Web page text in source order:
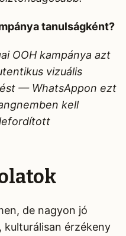
tanulságként?
OOH kampánya azt
vizuális
— WhatsAppon ezt
kell
de nagyon jó
kulturálisan érzékeny